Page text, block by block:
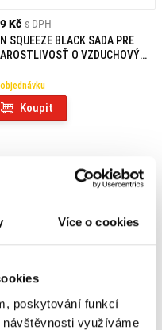
Více o cookies
poskytování funkcí
využíváme
Kč s DPH
SQUEEZE BLACK SADA PRE
O VZDUCHOVÝ
objednávku
Koupit